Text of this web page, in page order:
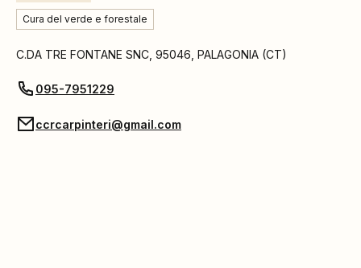
Cura del verde e forestale
C.DA TRE FONTANE SNC 95046 PALAGONIA (CT)
095-7951229
ccrcarpinteri@gmail.com